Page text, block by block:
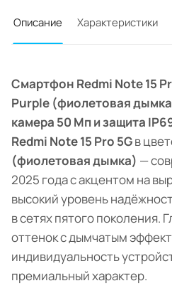
Описание Характеристики
Смартфон Redmi Note 15
Purple (фиолетовая дымка)
камера 50 Мп и защита
Redmi Note 15 Pro 5Gв
(фиолетовая дымка) —
2025 года с акцентом на
высокий уровень
в сетях пятого поколения.
оттенок с дымчатым
индивидуальность
премиальный характер.